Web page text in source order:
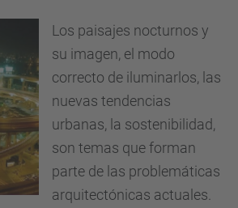
Los paisajes nocturnos y
su imagen, el modo
correcto de iluminarlos, las
nuevas tendencias
urbanas, la sostenibilidad,
son temas que forman
parte de las problemáticas
arquitectónicas actuales.